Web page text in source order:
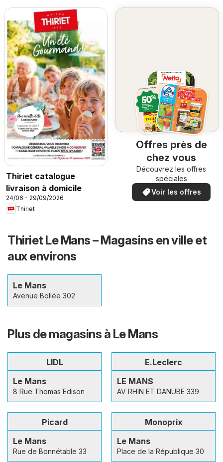
Thiriet catalogue
livraison à domicile
24/06 - 29/09/2026
Thiriet
Offres près de
chez vous
Découvrez les offres
spéciales
Voir les offres
Thiriet Le Mans – Magasins en ville et
aux environs
Le Mans
Avenue Bollée 302
Plus de magasins à Le Mans
LIDL
Le Mans
8 Rue Thomas Edison
E.Leclerc
LE MANS
AV RHIN ET DANUBE 339
Picard
Le Mans
Rue de Bonnétable 33
Monoprix
Le Mans
Place de la République 30